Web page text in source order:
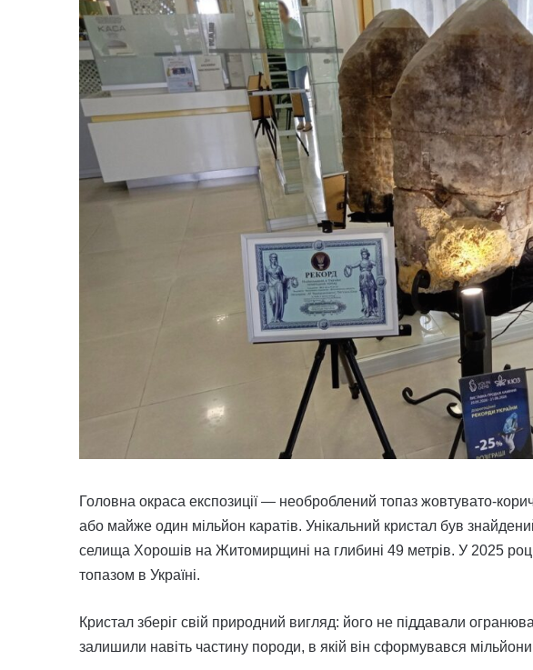
Головна окраса експозиції — необроблений топаз жовтувато-
або майже один мільйон каратів. Унікальний кристал був
селища Хорошів на Житомирщині на глибині 49 метрів. У 2025
топазом в Україні.
Кристал зберіг свій природний вигляд: його не піддавали
залишили навіть частину породи, в якій він сформувався мільйони